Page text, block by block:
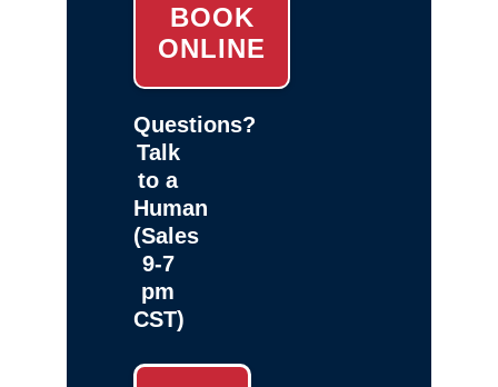
BOOK
ONLINE
Questions?
Talk
to a
Human
(Sales
9-7
pm
CST)